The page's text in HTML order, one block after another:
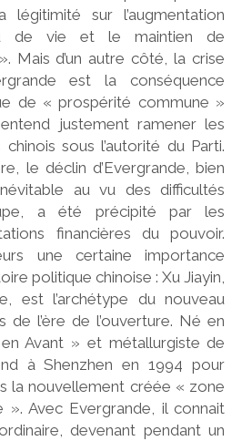
sur l’augmentation
de vie et le maintien de
Mais d’un autre côté, la crise
est la conséquence
de « prospérité commune »
justement ramener les
sous l’autorité du Parti.
le déclin d’Evergrande, bien
au vu des difficultés
a été précipité par les
financières du pouvoir.
une certaine importance
politique chinoise : Xu Jiayin,
est l’archétype du nouveau
de l’ère de l’ouverture. Né en
Avant » et métallurgiste de
à Shenzhen en 1994 pour
la nouvellement créée « zone
». Avec Evergrande, il connait
devenant pendant un